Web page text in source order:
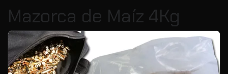
Mazorca de Maíz 4Kg